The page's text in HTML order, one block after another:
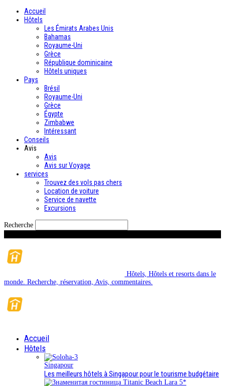
Accueil
Hôtels
Les Émirats Arabes Unis
Bahamas
Royaume-Uni
Grèce
République dominicaine
Hôtels uniques
Pays
Brésil
Royaume-Uni
Grèce
Égypte
Zimbabwe
Intéressant
Conseils
Avis
Avis
Avis sur Voyage
services
Trouvez des vols pas chers
Location de voiture
Service de navette
Excursions
Recherche
Hôtels, Hôtels et resorts dans le
monde. Recherche, réservation, Avis, commentaires.
Accueil
Hôtels
Singapour
Les meilleurs hôtels à Singapour pour le tourisme budgétaire